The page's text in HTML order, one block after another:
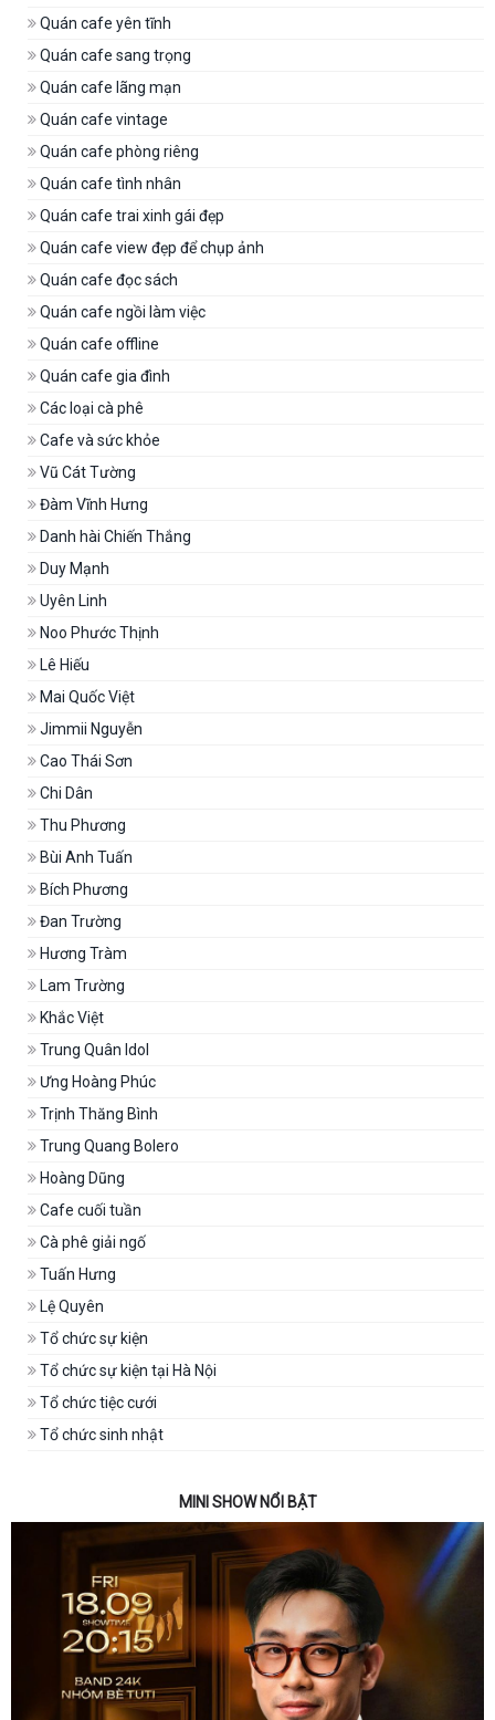
Quán cafe yên tĩnh
Quán cafe sang trọng
Quán cafe lãng mạn
Quán cafe vintage
Quán cafe phòng riêng
Quán cafe tình nhân
Quán cafe trai xinh gái đẹp
Quán cafe view đẹp để chụp ảnh
Quán cafe đọc sách
Quán cafe ngồi làm việc
Quán cafe offline
Quán cafe gia đình
Các loại cà phê
Cafe và sức khỏe
Vũ Cát Tường
Đàm Vĩnh Hưng
Danh hài Chiến Thắng
Duy Mạnh
Uyên Linh
Noo Phước Thịnh
Lê Hiếu
Mai Quốc Việt
Jimmii Nguyễn
Cao Thái Sơn
Chi Dân
Thu Phương
Bùi Anh Tuấn
Bích Phương
Đan Trường
Hương Tràm
Lam Trường
Khắc Việt
Trung Quân Idol
Ưng Hoàng Phúc
Trịnh Thăng Bình
Trung Quang Bolero
Hoàng Dũng
Cafe cuối tuần
Cà phê giải ngố
Tuấn Hưng
Lệ Quyên
Tổ chức sự kiện
Tổ chức sự kiện tại Hà Nội
Tổ chức tiệc cưới
Tổ chức sinh nhật
MINI SHOW NỔI BẬT